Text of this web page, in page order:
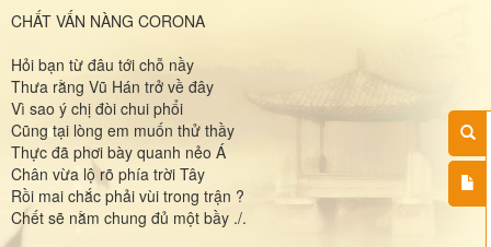
CHẤT VẤN NÀNG CORONA
Hỏi bạn từ đâu tới chỗ nầy
Thưa rằng Vũ Hán trở về đây
Vì sao ý chị đòi chui phổi
Cũng tại lòng em muốn thử thầy
Thực đã phơi bày quanh nẻo Á
Chân vừa lộ rõ phía trời Tây
Rồi mai chắc phải vùi trong trận ?
Chết sẽ nằm chung đủ một bầy ./.